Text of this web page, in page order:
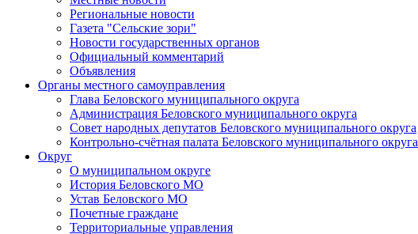
Региональные новости
Газета "Сельские зори"
Новости государственных органов
Официальный комментарий
Объявления
Органы местного самоуправления
Глава Беловского муниципального округа
Администрация Беловского муниципального округа
Совет народных депутатов Беловского муниципального округа
Контрольно-счётная палата Беловского муниципального округа
Округ
О муниципальном округе
История Беловского МО
Устав Беловского МО
Почетные граждане
Территориальные управления